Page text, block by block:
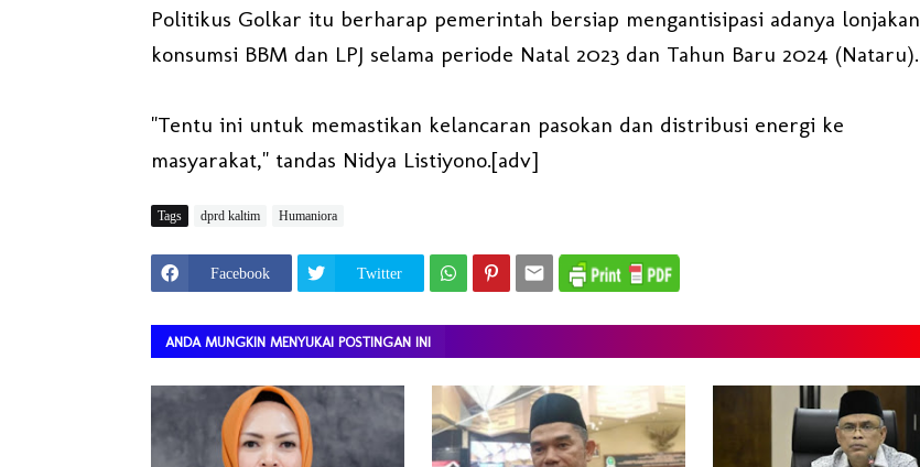
Politikus Golkar itu berharap pemerintah bersiap mengantisipasi adanya lonjakan
konsumsi BBM dan LPJ selama periode Natal 2023 dan Tahun Baru 2024 (Nataru).
"Tentu ini untuk memastikan kelancaran pasokan dan distribusi energi ke
masyarakat," tandas Nidya Listiyono.[adv]
Tags dprd kaltim Humaniora
Facebook Twitter
ANDA MUNGKIN MENYUKAI POSTINGAN INI